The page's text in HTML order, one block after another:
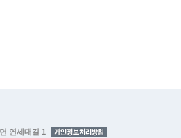
연세대길 1